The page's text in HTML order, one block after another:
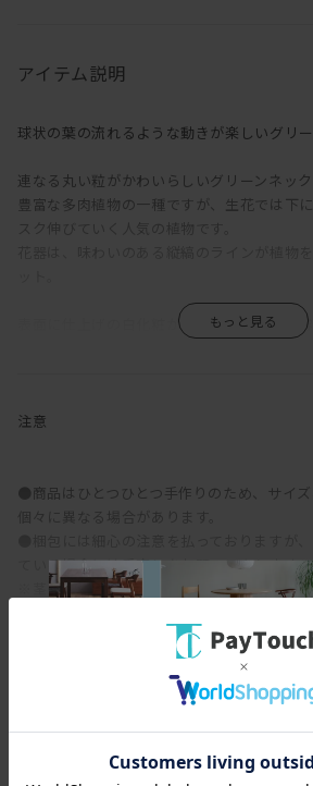
アイテム説明
球状の葉の流れるような動きが楽しいグリ
連なる丸い粒がかわいらしいグリーンネック
豊富な多肉植物の一種ですが、生花では下
表面に仕上げの白化粧が施されたモダンな
注意
●商品はひとつひとつ手作りのため、サイ
ている場合には手直しをお願いいたします。
※茎や花の茎先にスチールピックが付いて
●品質管理に万全を期しておりますが、ま
花や葉が落ちてしまうことがあります。繊
も避けられません。 取れてしまった場合は
ルファー・グルーガン等で接着が可能です。
●直射日光・火気・暖房器具の熱の当たる
あせ等商品劣化の原因となりますのでおす
●ホコリによる汚れは、柔らかい布やハタ